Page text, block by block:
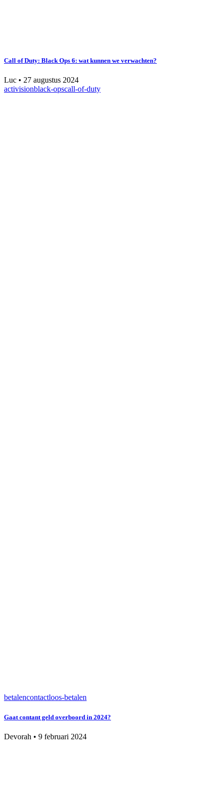
Call of Duty: Black Ops 6: wat kunnen we verwachten?
Luc • 27 augustus 2024
activisionblack-opscall-of-duty
betalencontactloos-betalen
Gaat contant geld overboord in 2024?
Devorah • 9 februari 2024